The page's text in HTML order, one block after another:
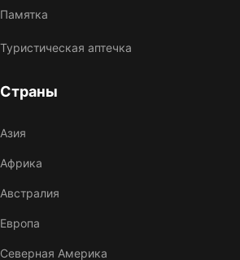
Памятка
Туристическая аптечка
Страны
Азия
Африка
Австралия
Европа
Северная Америка